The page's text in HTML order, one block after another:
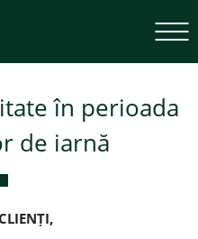
în perioada
de iarnă